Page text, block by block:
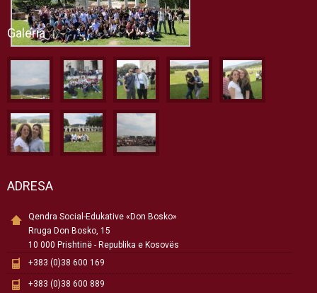
Galeria
ADRESA
Qendra Social-Edukative «Don Bosko»
Rruga Don Bosko, 15
10 000 Prishtinë - Republika e Kosovës
+383 (0)38 600 169
+383 (0)38 600 889